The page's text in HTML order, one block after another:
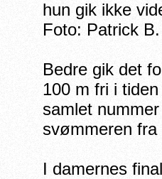
hun gik ikke
Foto: Patrick
Bedre gik det
100 m fri i
samlet
svømmeren
I damernes